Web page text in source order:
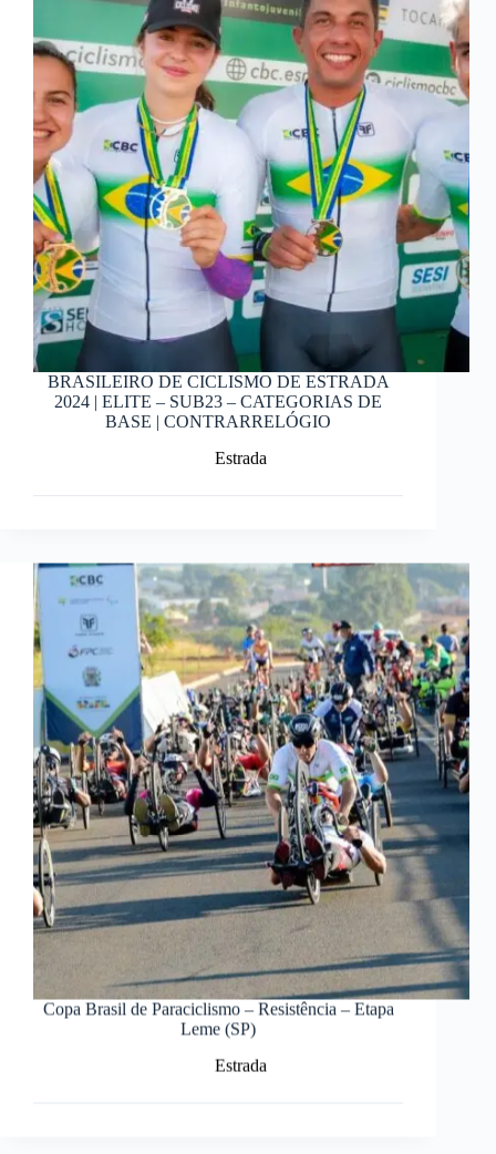
BRASILEIRO DE CICLISMO DE ESTRADA
2024 | ELITE – SUB23 – CATEGORIAS DE
BASE | CONTRARRELÓGIO
Estrada
Copa Brasil de Paraciclismo – Resistência – Etapa
Leme (SP)
Estrada